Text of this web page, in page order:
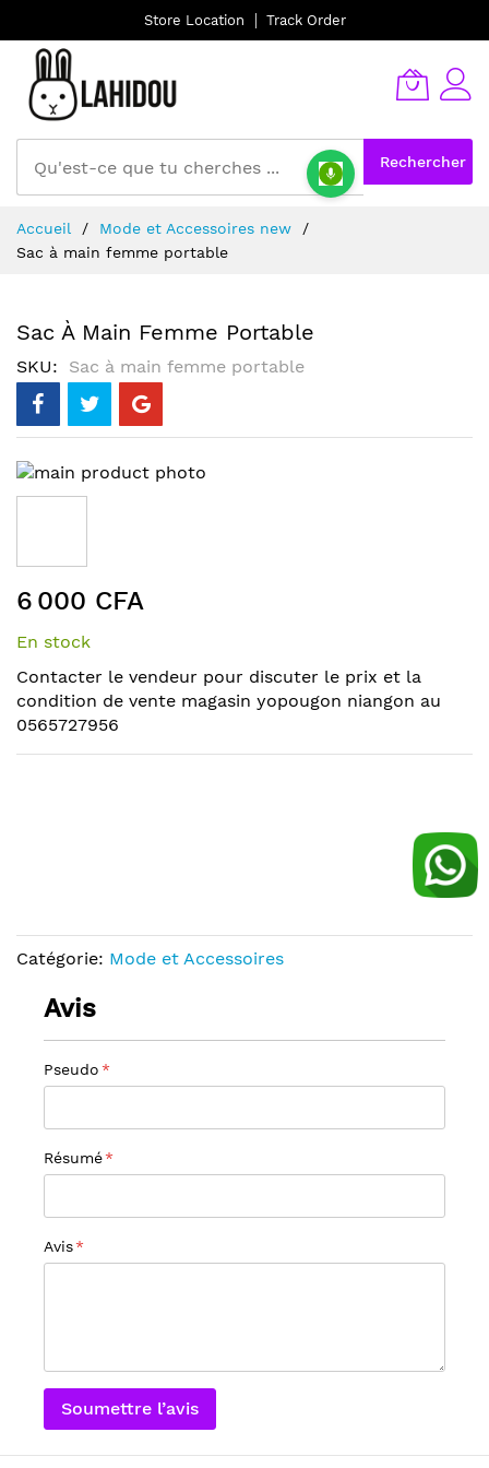
Store Location Track Order
Rechercher
au
contenu
Accueil
Mode et Accessoires new
Sac à main femme portable
Sac À Main Femme Portable
SKU Sac à main femme portable
Skip
to
of
the
images
gallery
to
beginning
of
the
images
6 000 CFA
En stock
Contacter le vendeur pour discuter le prix et la
condition de vente magasin yopougon niangon au
0565727956
Catégorie: Mode et Accessoires
Avis
Pseudo
Résumé
Avis
Soumettre l’avis